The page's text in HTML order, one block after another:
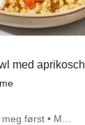
med